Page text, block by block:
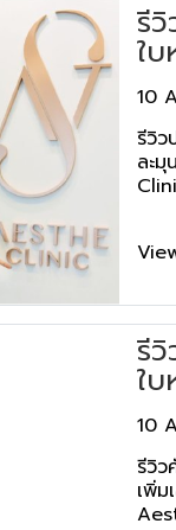
รี
ใ
อย่
10
รีวิว
ละ
รี
ใ
อย่
10
รีวิว
เพิ่ม